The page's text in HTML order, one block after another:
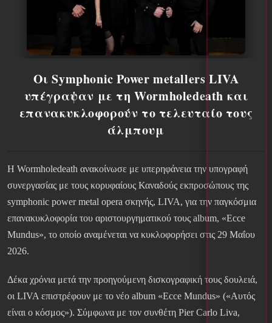
Οι Symphonic Power metallers LIVA
υπέγραψαν με τη Wormholedeath και
επανακυκλοφορούν το τελευταίο τους
άλμπουμ
Η Wormholedeath ανακοίνωσε με υπερηφάνεια την υπογραφή
συνεργασίας με τους κορυφαίους Καναδούς εκπροσώπους της
symphonic power metal opera σκηνής, LIVA, για την παγκόσμια
επανακυκλοφορία του αριστουργηματικού τους album, «Ecce
Mundus», το οποίο αναμένεται να κυκλοφορήσει στις 29 Μαΐου
2026.
Δέκα χρόνια μετά την προηγούμενη δισκογραφική τους δουλειά,
οι LIVA επιστρέφουν με το νέο album «Ecce Mundus» («Αυτός
είναι ο κόσμος»). Σύμφωνα με τον συνθέτη Pier Carlo Liva,